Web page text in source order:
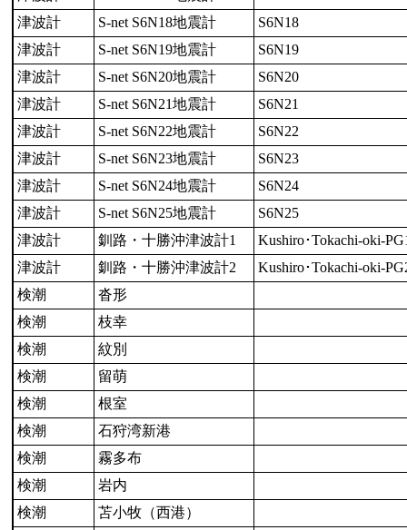
津波計
S-net S6N18地震計
S6N18
津波計
S-net S6N19地震計
S6N19
津波計
S-net S6N20地震計
S6N20
津波計
S-net S6N21地震計
S6N21
津波計
S-net S6N22地震計
S6N22
津波計
S-net S6N23地震計
S6N23
津波計
S-net S6N24地震計
S6N24
津波計
S-net S6N25地震計
S6N25
津波計
釧路・十勝沖津波計1
Kushiro･Tokachi-oki-
津波計
釧路・十勝沖津波計2
Kushiro･Tokachi-oki-
検潮
沓形
検潮
枝幸
検潮
紋別
検潮
留萌
検潮
根室
検潮
石狩湾新港
検潮
霧多布
検潮
岩内
検潮
苫小牧（西港）